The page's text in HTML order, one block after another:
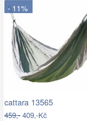
- 11%
cattara 13565
459,-409,-Kč